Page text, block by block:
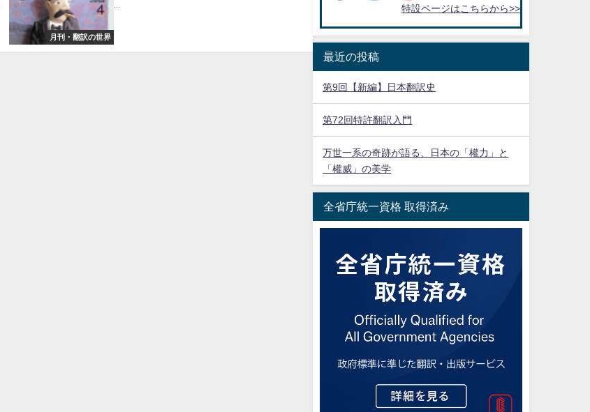
月刊・翻訳の世界
特設ページはこちらから>>
最近の投稿
第9回【新編】日本翻訳史
第72回特許翻訳入門
万世一系の奇跡が語る、日本の「權力」と
「權威」の美学
全省庁統一資格 取得済み